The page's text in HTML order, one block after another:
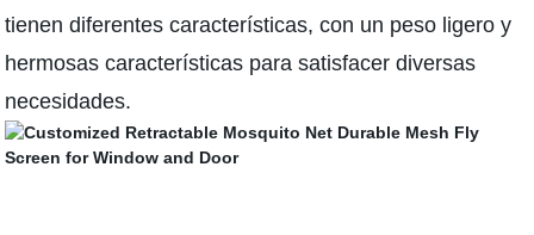
tienen diferentes características, con un peso ligero y
hermosas características para satisfacer diversas
necesidades.